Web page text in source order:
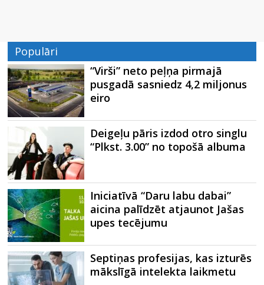
Populāri
“Virši” neto peļņa pirmajā
pusgadā sasniedz 4,2 miljonus
eiro
Deigeļu pāris izdod otro singlu
“Plkst. 3.00” no topošā albuma
Iniciatīvā “Daru labu dabai”
aicina palīdzēt atjaunot Jašas
upes tecējumu
Septiņas profesijas, kas izturēs
mākslīgā intelekta laikmetu